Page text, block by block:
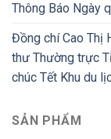
Thông Báo Ngày
Đồng chí Cao Thị
thư Thường trực
chúc Tết Khu du
SẢN PHẨM